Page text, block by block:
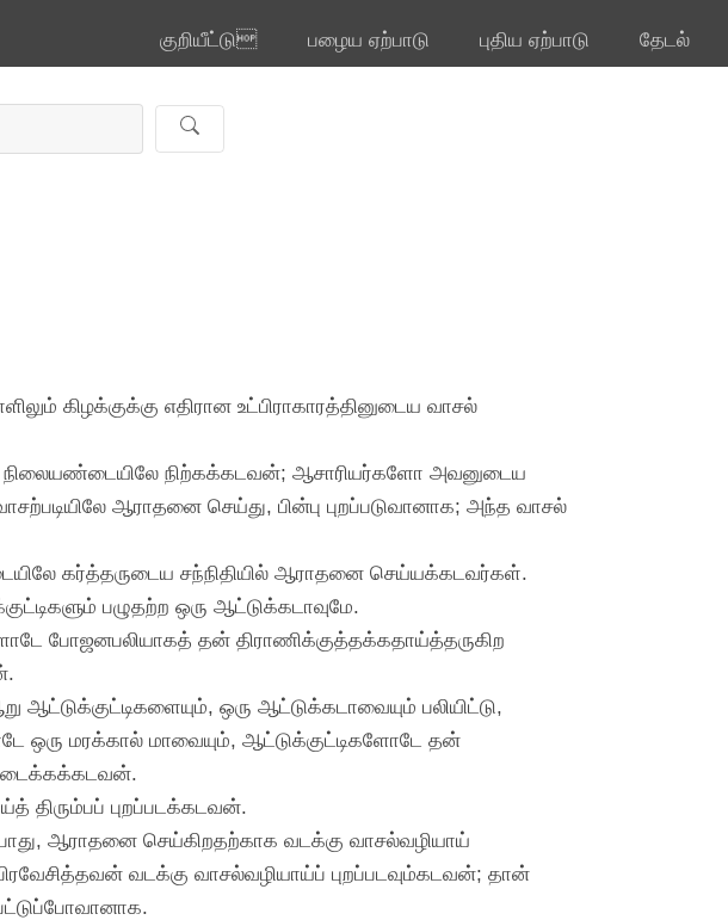
குறியீட்டு பழைய ஏற்பாடு புதிய ஏற்பாடு தேடல்
கிழக்குக்கு எதிரான உட்பிராகாரத்தினுடைய வாசல்
நிலையண்டையிலே நிற்கக்கடவன்; ஆசாரியர்களோ அவனுடைய
ஆராதனை செய்து, பின்பு புறப்படுவானாக; அந்த வாசல்
கர்த்தருடைய சந்நிதியில் ஆராதனை செய்யக்கடவர்கள்.
பழுதற்ற ஒரு ஆட்டுக்கடாவுமே.
போஜனபலியாகத் தன் திராணிக்குத்தக்கதாய்த்தருகிற
ஒரு ஆட்டுக்கடாவையும் பலியிட்டு,
மரக்கால் மாவையும், ஆட்டுக்குட்டிகளோடே தன்
திரும்பப் புறப்படக்கடவன்.
ஆராதனை செய்கிறதற்காக வடக்கு வாசல்வழியாய்
வடக்கு வாசல்வழியாய்ப் புறப்படவும்கடவன்; தான்